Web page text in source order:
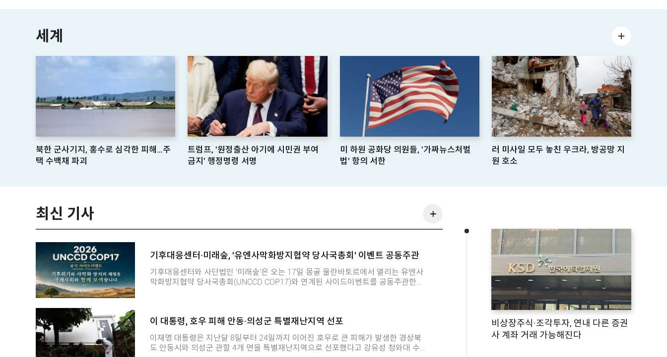
세계
북한 군사기지, 홍수로 심각한 피해…주
택 수백채 파괴
트럼프, '원정출산 아기에 시민권 부여
금지' 행정명령 서명
미 하원 공화당 의원들, '가짜뉴스처벌
법' 항의 서한
러 미사일 모두 놓친 우크라, 방공망 지
원 호소
최신 기사
기후대응센터·미래숲, '유엔사막화방지협약 당사국총회' 이벤트 공동주관
기후대응센터와 사단법인 '미래숲'은 오는 17일 몽골 울란바토르에서 열리는 유엔사
막화방지협약 당사국총회(UNCCD COP17)와 연계된 사이드이벤트를 공동주관한다
사막화 문제가 상징적으로 드러나는 지역이라는 점에서 의미가 있습니다. 두 기관은
기후변화와 토지황폐화는 따로 떨어진 문제가 아니라 함께 다뤄야 할 공동의 위기인
만큼 국제사회에 위기를 해결해 갈 실행 가능한 협력모델을 제시한다는 방침입니다.
기후대응센터 관계자는 "기후위기 대응을 탄소감축의 문제로만 좁혀서는 지속가능한
이 대통령, 호우 피해 안동·의성군 특별재난지역 선포
이재명 대통령은 지난달 8일부터 24일까지 이어진 호우로 큰 피해가 발생한 경상북
도 안동시와 의성군 관할 4개 면을 특별재난지역으로 선포했다고 강유성 청와대 수석
비상장주식·조각투자, 연내 다른 증권
사 계좌 거래 가능해진다